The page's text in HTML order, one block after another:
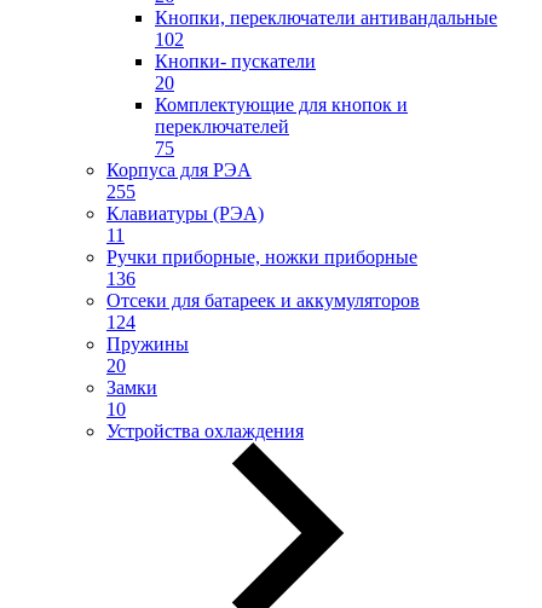
Кнопки, переключатели антивандальные
102
Кнопки- пускатели
20
Комплектующие для кнопок и
переключателей
75
Корпуса для РЭА
255
Клавиатуры (РЭА)
11
Ручки приборные, ножки приборные
136
Отсеки для батареек и аккумуляторов
124
Пружины
20
Замки
10
Устройства охлаждения